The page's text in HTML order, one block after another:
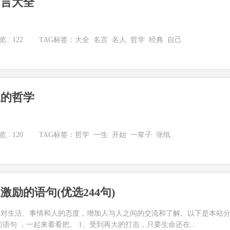
: 122 TAG标签： 大全 名言 名人 哲学 经典 自己
哲学
: 120 TAG标签：哲学 一生 开始 一辈子 张纸
励的语句(优选244句)
生活、事情和人的态度，增加人与人之间的交流和了解。以下是本站
句 ，一起来看看把。 1、受到再大的打击，只要生命还在...